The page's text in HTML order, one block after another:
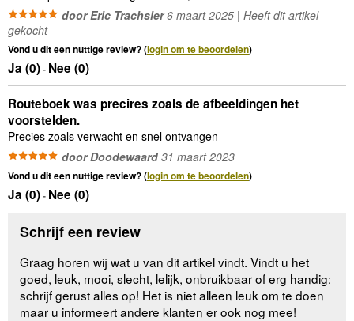
door Eric Trachsler6 maart 2025 | Heeft dit artikel
gekocht
Vond u dit een nuttige review? (login om te beoordelen)
Ja (0)- Nee (0)
Routeboek was precires zoals de afbeeldingen het
voorstelden.
Precies zoals verwacht en snel ontvangen
door Doodewaard31 maart 2023
Vond u dit een nuttige review? (login om te beoordelen)
Ja (0)- Nee (0)
Schrijf een review
Graag horen wij wat u van dit artikel vindt. Vindt u het
goed, leuk, mooi, slecht, lelijk, onbruikbaar of erg handig:
schrijf gerust alles op! Het is niet alleen leuk om te doen
maar u informeert andere klanten er ook nog mee!